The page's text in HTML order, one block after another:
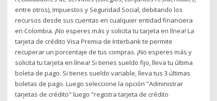
entre otros), Impuestos y Seguridad Social, debitando los
recursos desde sus cuentas en cualquier entidad financiera
en Colombia. ¡No esperes más y solicita tu tarjeta en línea! La
tarjeta de crédito Visa Premia de Interbank te permite
recuperar un porcentaje de tus compras. ¡No esperes más y
solicita tu tarjeta en línea! Si tienes sueldo fijo, lleva tu última
boleta de pago. Si tienes sueldo variable, lleva tus 3 últimas
boletas de pago. Luego seleccione la opción "Administrar
tarjetas de crédito" luego "registra tarjeta de crédito